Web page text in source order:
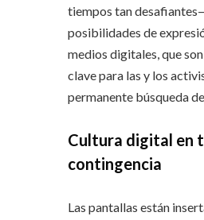
tiempos tan
posibilidades de
medios digitales, que
clave para las y los
permanente búsqueda
Cultura digital en
contingencia
Las pantallas están